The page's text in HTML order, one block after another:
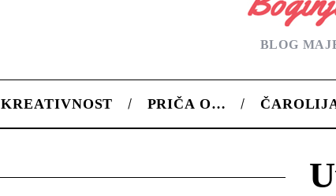
BLOG
KREATIVNOST PRIČA O…